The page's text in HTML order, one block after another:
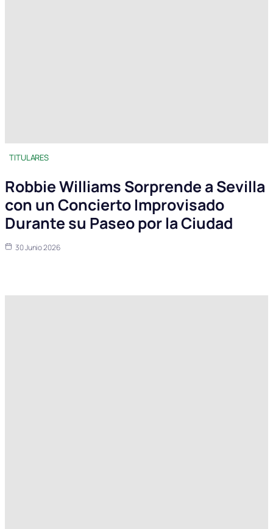
TITULARES
Robbie Williams Sorprende a Sevilla
con un Concierto Improvisado
Durante su Paseo por la Ciudad
30 Junio 2026